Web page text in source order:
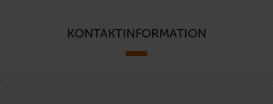
KONTAKTINFORMATION